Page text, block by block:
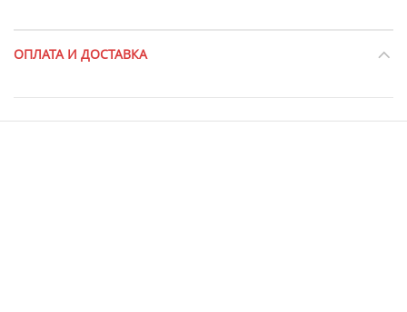
ОПЛАТА И ДОСТАВКА